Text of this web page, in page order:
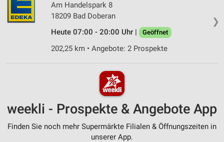
❯
Am Handelspark 8
18209 Bad Doberan
Heute 07:00 - 20:00 Uhr |
Geöffnet
202,25 km • Angebote: 2 Prospekte
weekli - Prospekte & Angebote App
Finden Sie noch mehr Supermärkte Filialen & Öffnungszeiten in
unserer App.